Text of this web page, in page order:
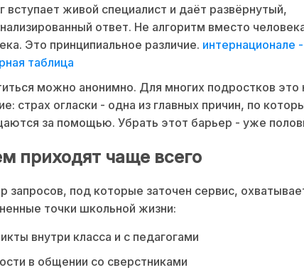
вступает живой специалист и даёт развёрнутый,
ответ. Не алгоритм вместо
Это принципиальное различие. интернационале
таблица
можно анонимно. Для многих подростков это
страх огласки - одна из главных причин, по
за помощью. Убрать этот барьер - уже
приходят чаще всего
запросов, под которые заточен сервис,
точки школьной жизни:
внутри класса и с педагогами
в общении со сверстниками